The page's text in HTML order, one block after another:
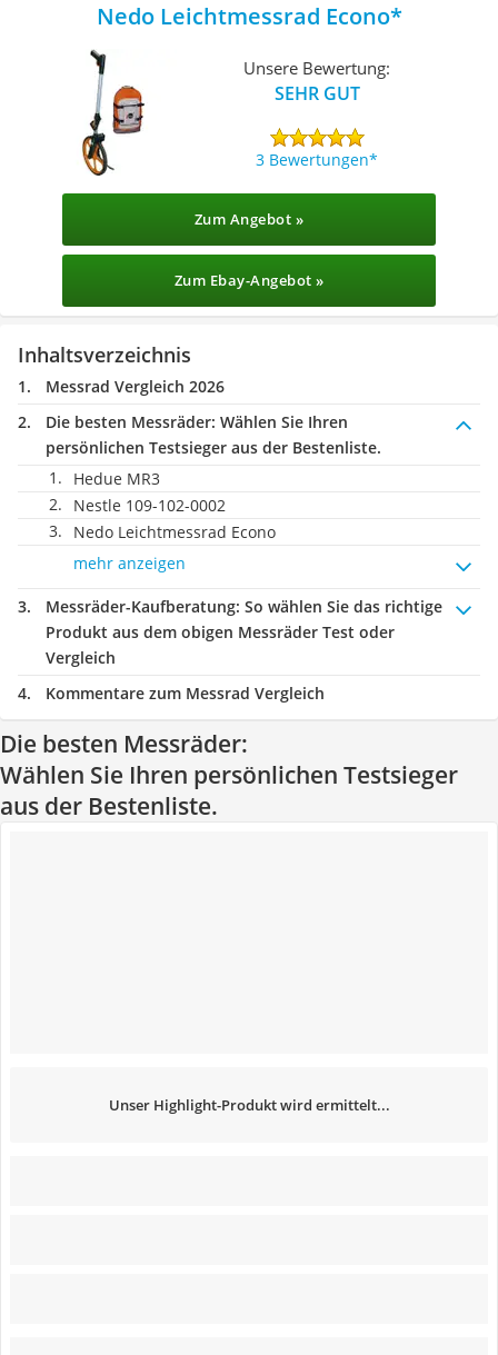
Nedo Leichtmessrad Econo
Unsere Bewertung:
SEHR GUT
3 Bewertungen
Zum Angebot »
Zum Ebay-Angebot »
Inhaltsverzeichnis
Messrad Vergleich 2026
Die besten Messräder: Wählen Sie Ihren
persönlichen Testsieger aus der Bestenliste.
Hedue MR3
Nestle 109-102-0002
Nedo Leichtmessrad Econo
mehr anzeigen
Messräder-Kaufberatung: So wählen Sie das richtige
Produkt aus dem obigen Messräder Test oder
Vergleich
Kommentare zum Messrad Vergleich
Die besten Messräder:
Wählen Sie Ihren persönlichen Testsieger
aus der Bestenliste.
Unser Highlight-Produkt wird ermittelt...